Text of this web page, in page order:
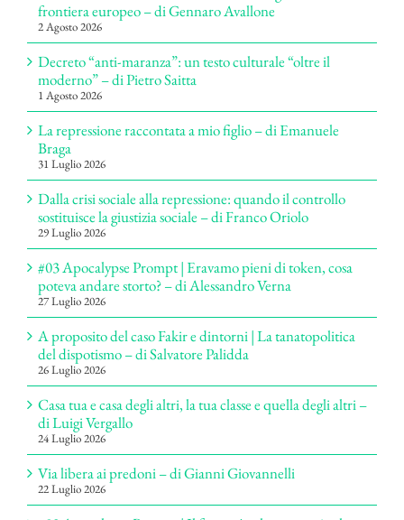
frontiera europeo – di Gennaro Avallone
2 Agosto 2026
Decreto “anti-maranza”: un testo culturale “oltre il
moderno” – di Pietro Saitta
1 Agosto 2026
La repressione raccontata a mio figlio – di Emanuele
Braga
31 Luglio 2026
Dalla crisi sociale alla repressione: quando il controllo
sostituisce la giustizia sociale – di Franco Oriolo
29 Luglio 2026
#03 Apocalypse Prompt | Eravamo pieni di token, cosa
poteva andare storto? – di Alessandro Verna
27 Luglio 2026
A proposito del caso Fakir e dintorni | La tanatopolitica
del dispotismo – di Salvatore Palidda
26 Luglio 2026
Casa tua e casa degli altri, la tua classe e quella degli altri –
di Luigi Vergallo
24 Luglio 2026
Via libera ai predoni – di Gianni Giovannelli
22 Luglio 2026